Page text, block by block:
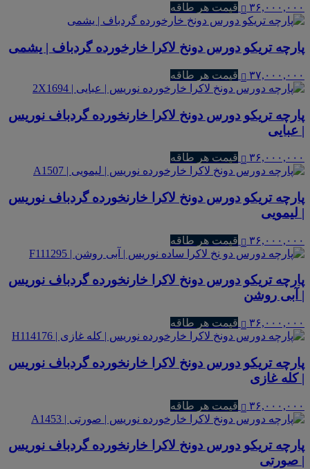
۳۶,۰۰۰,۰۰۰ قیمت هر طاقه
پارچه تریکو دورس دونخ لاکرا خارخورده گردباف | یشمی
۳۷,۰۰۰,۰۰۰ قیمت هر طاقه
پارچه تریکو دورس دونخ لاکرا خارنخورده گردباف نوریس
| عبایی
۳۶,۰۰۰,۰۰۰ قیمت هر طاقه
پارچه تریکو دورس دونخ لاکرا خارنخورده گردباف نوریس
| لیمویی
۳۶,۰۰۰,۰۰۰ قیمت هر طاقه
پارچه تریکو دورس دونخ لاکرا خارنخورده گردباف نوریس
| آبی روشن
۳۶,۰۰۰,۰۰۰ قیمت هر طاقه
پارچه تریکو دورس دونخ لاکرا خارنخورده گردباف نوریس
| کله غازی
۳۶,۰۰۰,۰۰۰ قیمت هر طاقه
پارچه تریکو دورس دونخ لاکرا خارنخورده گردباف نوریس
| صورتی